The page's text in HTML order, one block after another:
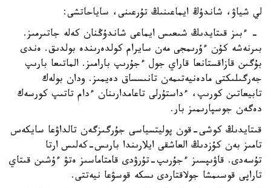
لي شياۋ، شاندۇڭ ايماعىنىڭ تۇرعىنى، ساياحاتشى:
- ءبىز قىتايدىڭ شىعىس ايماعى شاندۇڭنان كەلە جاتىرمىز.
بىرنەشە كۇن ءۇرىمجى مەن سايرام كولدەرىندە بولدىق. ەندى
بۇگىن قازاقستانعا قاراي جول ءجۇرىپ بارامىز. الماتىعا بارىپ
جەرگىلىكتى مادەنيەتىمەن تانىسساق دەيمىز. ودان بولەك
تابيعاتىن كورىپ، ءداستۇرلى تاعامدارىنان ءدام تاتىپ كورسەك
دەگەن جوسپارىمىز بار.
قىتايدىڭ كوشى-قون پوليتسياسى جۇرگىزگەن تالداۋعا سايكەس
تامىز بەن كۇزدىڭ العاشقى ايلارىندا بارىس-كەلىس ارتا
تۇسەدى. قاۋىپسىز ءجۇرىپ-تۇرۋدى قامتاماسىز ەتۋ ءۇشىن قىتاي
تاراپى قوسىمشا جولاقتاردى ىسكە قوسۋعا نيەتتى.